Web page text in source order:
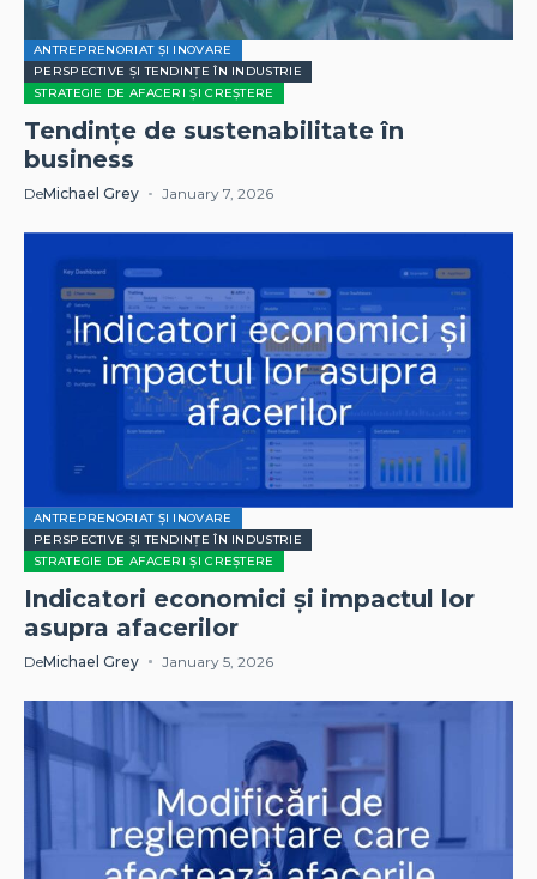
ANTREPRENORIAT ȘI INOVARE
PERSPECTIVE ȘI TENDINȚE ÎN INDUSTRIE
STRATEGIE DE AFACERI ȘI CREȘTERE
Tendințe de sustenabilitate în
business
DeMichael Grey January 7, 2026
ANTREPRENORIAT ȘI INOVARE
PERSPECTIVE ȘI TENDINȚE ÎN INDUSTRIE
STRATEGIE DE AFACERI ȘI CREȘTERE
Indicatori economici și impactul lor
asupra afacerilor
DeMichael Grey January 5, 2026